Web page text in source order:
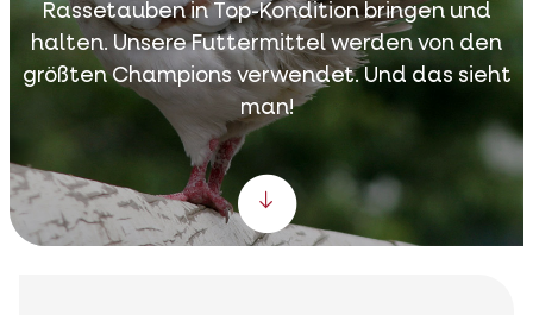
Rassetauben in Top-Kondition bringen und
halten. Unsere Futtermittel werden von den
größten Champions verwendet. Und das sieht
man!
Scroll down